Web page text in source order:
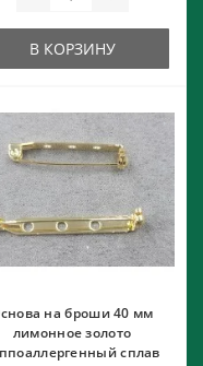
В КОРЗИНУ
на броши 40 мм
лимонное золото
сплав